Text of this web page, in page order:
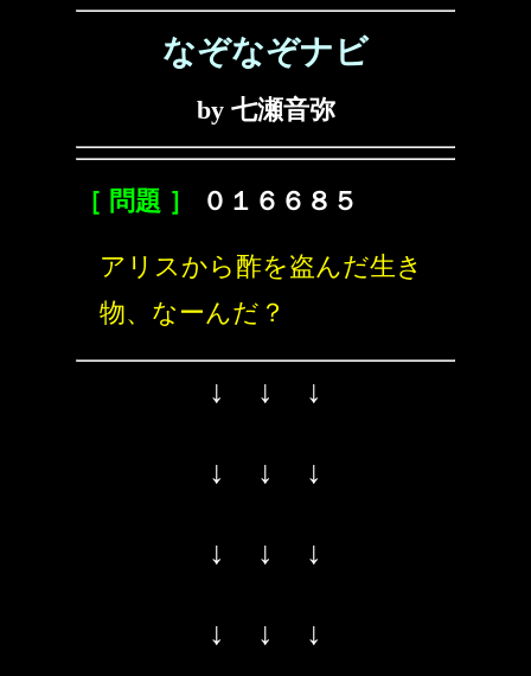
なぞなぞナビ
by 七瀬音弥
［ 問題 ］ ０１６６８５
アリスから酢を盗んだ生き
物、なーんだ？
↓ ↓ ↓
↓ ↓ ↓
↓ ↓ ↓
↓ ↓ ↓